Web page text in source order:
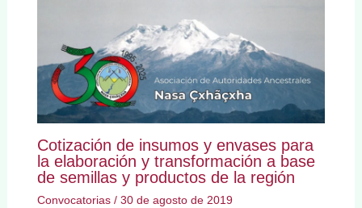
Cotización de insumos y envases para
la elaboración y transformación a base
de semillas y productos de la región
Convocatorias/ 30 de agosto de 2019